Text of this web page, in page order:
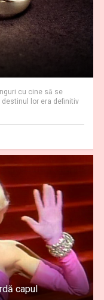
cu cine să se
lor era definitiv
capul